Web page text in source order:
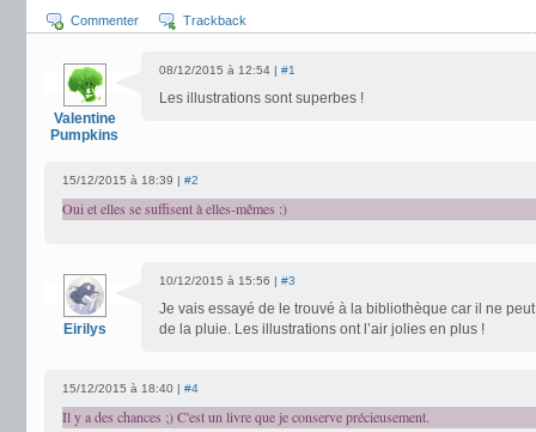
Commenter Trackback
Valentine
Pumpkins
08/12/2015 à 12:54 | #1
Les illustrations sont superbes !
15/12/2015 à 18:39 | #2
Oui et elles se suffisent à elles-mêmes :)
Eirilys
10/12/2015 à 15:56 | #3
Je vais essayé de le trouvé à la bibliothèque car il ne
de la pluie. Les illustrations ont l’air jolies en plus !
15/12/2015 à 18:40 | #4
Il y a des chances ;) C'est un livre que je conserve précieusement.